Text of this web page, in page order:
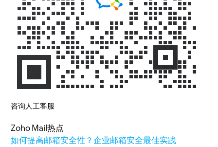
咨询人工客服
Zoho Mail热点
如何提高邮箱安全性？企业邮箱安全最佳实践